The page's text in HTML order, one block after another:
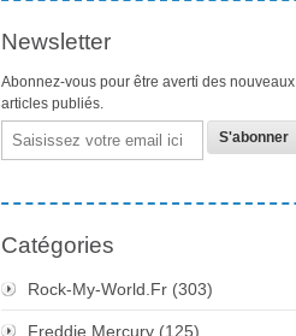
Newsletter
Abonnez-vous pour être averti des nouveaux
articles publiés.
Email
Catégories
Rock-My-World.fr (303)
Freddie Mercury (125)